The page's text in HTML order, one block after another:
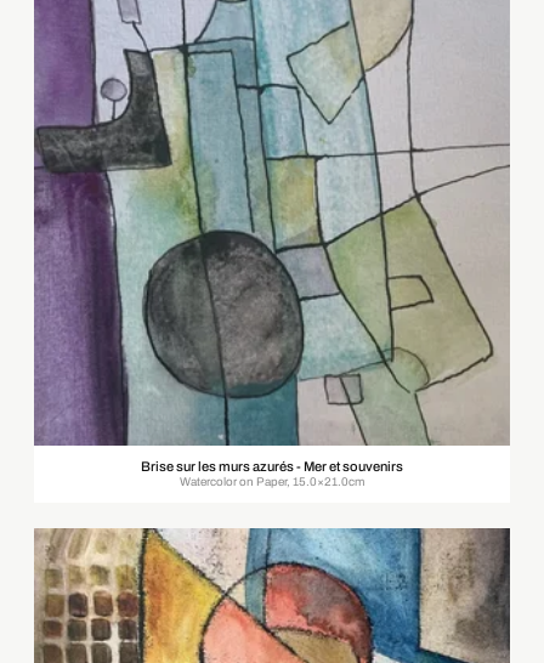
Brise sur les murs azurés - Mer et souvenirs
Watercolor on Paper, 15.0×21.0cm